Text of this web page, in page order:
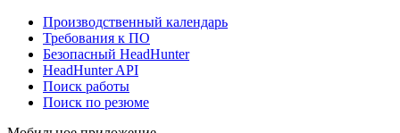
Производственный календарь
Требования к ПО
Безопасный HeadHunter
HeadHunter API
Поиск работы
Поиск по резюме